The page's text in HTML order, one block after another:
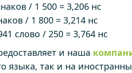
/ 1 500 = 3,206 нс
/ 1 800 = 3,214 нс
слово / 250 = 3,764 нс
и наша
языка, так и на